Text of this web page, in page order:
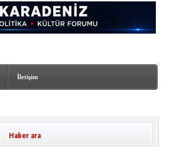
İletişim
Haber ara